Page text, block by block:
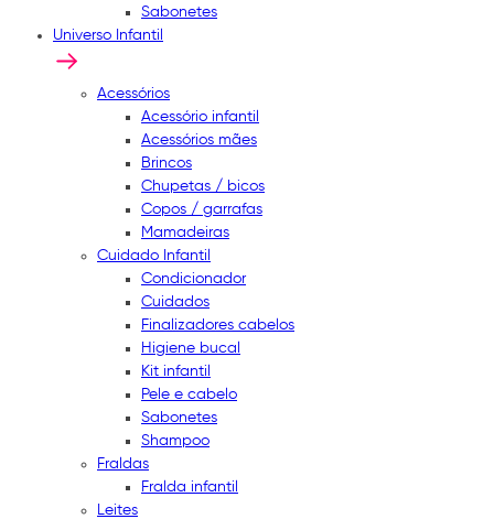
Sabonetes
Universo Infantil
Acessórios
Acessório infantil
Acessórios mães
Brincos
Chupetas / bicos
Copos / garrafas
Mamadeiras
Cuidado Infantil
Condicionador
Cuidados
Finalizadores cabelos
Higiene bucal
Kit infantil
Pele e cabelo
Sabonetes
Shampoo
Fraldas
Fralda infantil
Leites